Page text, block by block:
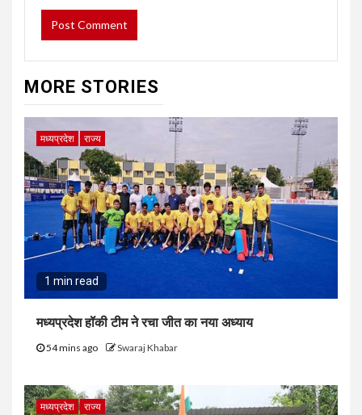
MORE STORIES
मध्यप्रदेश राज्य
1 min read
मध्यप्रदेश हॉकी टीम ने रचा जीत का नया अध्याय
54 mins ago Swaraj Khabar
मध्यप्रदेश राज्य